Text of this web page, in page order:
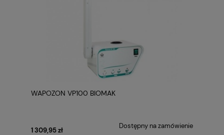
WAPOZON VP100 BIOMAK
1 309,95 zł
Dostępny na zamówienie